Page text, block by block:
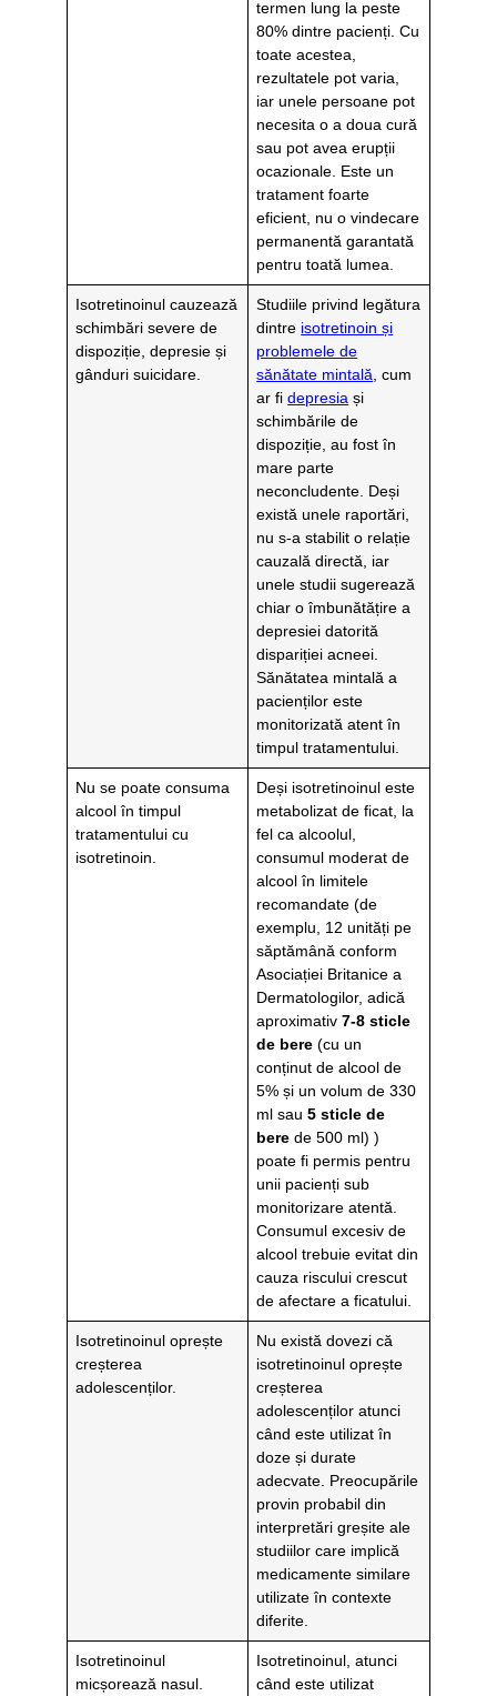
termen lung la peste
80% dintre pacienți. Cu
toate acestea,
rezultatele pot varia,
iar unele persoane pot
necesita o a doua cură
sau pot avea erupții
ocazionale. Este un
tratament foarte
eficient, nu o vindecare
permanentă garantată
pentru toată lumea.
Isotretinoinul cauzează
schimbări severe de
dispoziție, depresie și
gânduri suicidare.
Studiile privind legătura
dintre isotretinoin și
problemele de
sănătate mintală , cum
ar fidepresia și
schimbările de
dispoziție, au fost în
mare parte
neconcludente. Deși
există unele raportări,
nu s-a stabilit o relație
cauzală directă, iar
unele studii sugerează
chiar o îmbunătățire a
depresiei datorită
dispariției acneei.
Sănătatea mintală a
pacienților este
monitorizată atent în
timpul tratamentului.
Nu se poate consuma
alcool în timpul
tratamentului cu
isotretinoin.
Deși isotretinoinul este
metabolizat de ficat, la
fel ca alcoolul,
consumul moderat de
alcool în limitele
recomandate (de
exemplu, 12 unități pe
săptămână conform
Asociației Britanice a
Dermatologilor, adică
aproximativ7-8 sticle
de bere (cu un
conținut de alcool de
5% și un volum de 330
ml sau5 sticle de
bere de 500 ml) )
poate fi permis pentru
unii pacienți sub
monitorizare atentă.
Consumul excesiv de
alcool trebuie evitat din
cauza riscului crescut
de afectare a ficatului.
Isotretinoinul oprește
creșterea
adolescenților.
Nu există dovezi că
isotretinoinul oprește
creșterea
adolescenților atunci
când este utilizat în
doze și durate
adecvate. Preocupările
provin probabil din
interpretări greșite ale
studiilor care implică
medicamente similare
utilizate în contexte
diferite.
Isotretinoinul
micșorează nasul.
Isotretinoinul, atunci
când este utilizat